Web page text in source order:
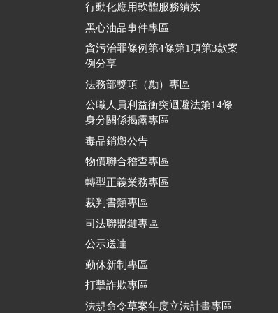
行動化應用軟體服務績效
黑心油品事件專區
貪污治罪條例第4條第1項第3款案
例分享
法務部獎項（勵）專區
公職人員利益衝突迴避法第14條
身分關係揭露專區
毒品銷燬公告
物價聯合稽查專區
轉型正義業務專區
裁判書類專區
司法聯盟鏈專區
公示送達
勤休新制專區
打擊詐欺專區
法規命令草案年度立法計畫專區